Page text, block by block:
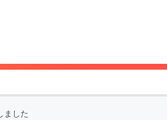
ました